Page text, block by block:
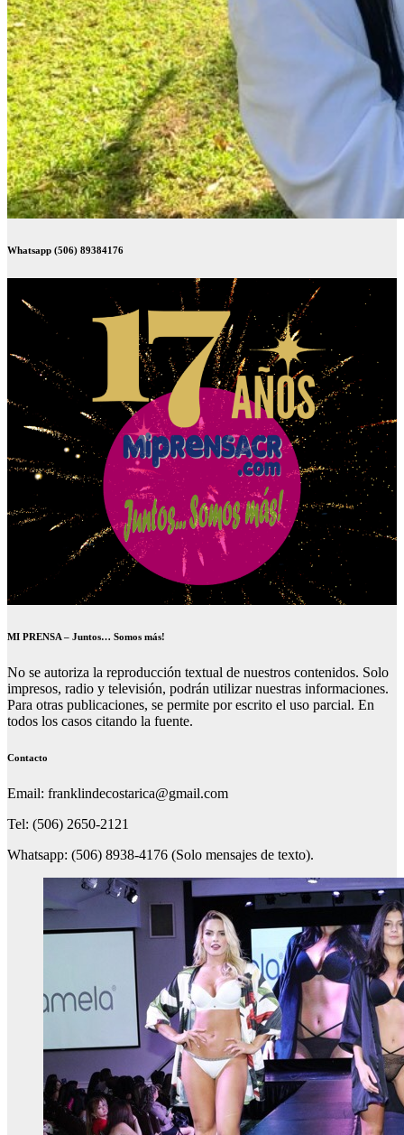
Whatsapp (506) 89384176
MI PRENSA – Juntos… Somos más!
No se autoriza la reproducción textual de nuestros contenidos. Solo
impresos, radio y televisión, podrán utilizar nuestras informaciones.
Para otras publicaciones, se permite por escrito el uso parcial. En
todos los casos citando la fuente.
Contacto
Email: franklindecostarica@gmail.com
Tel: (506) 2650-2121
Whatsapp: (506) 8938-4176 (Solo mensajes de texto).